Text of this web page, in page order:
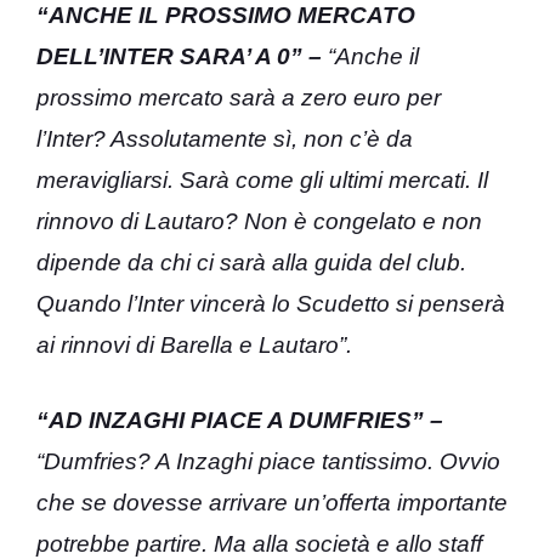
“ANCHE IL PROSSIMO MERCATO
DELL’INTER SARA’ A 0” – “Anche il
prossimo mercato sarà a zero euro per
l’Inter? Assolutamente sì, non c’è da
meravigliarsi. Sarà come gli ultimi mercati. Il
rinnovo di Lautaro? Non è congelato e non
dipende da chi ci sarà alla guida del club.
Quando l’Inter vincerà lo Scudetto si penserà
ai rinnovi di Barella e Lautaro”.
“AD INZAGHI PIACE A DUMFRIES” –
“Dumfries? A Inzaghi piace tantissimo. Ovvio
che se dovesse arrivare un’offerta importante
potrebbe partire. Ma alla società e allo staff